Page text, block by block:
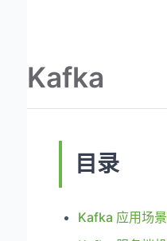
Kafka
目录
Kafka 应用场